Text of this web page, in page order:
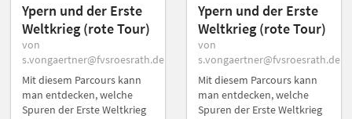
Ypern und der Erste
Weltkrieg (rote Tour)
von
s.vongaertner@fvsroesrath.de
Mit diesem Parcours kann
man entdecken, welche
Spuren der Erste Weltkrieg
Ypern und der Erste
Weltkrieg (rote Tour)
von
s.vongaertner@fvsroesrath.de
Mit diesem Parcours kann
man entdecken, welche
Spuren der Erste Weltkrieg